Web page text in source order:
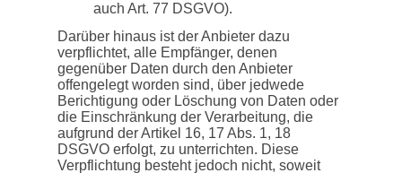
auch Art. 77 DSGVO).
Darüber hinaus ist der Anbieter dazu
verpflichtet, alle Empfänger, denen
gegenüber Daten durch den Anbieter
offengelegt worden sind, über jedwede
Berichtigung oder Löschung von Daten oder
die Einschränkung der Verarbeitung, die
aufgrund der Artikel 16, 17 Abs. 1, 18
DSGVO erfolgt, zu unterrichten. Diese
Verpflichtung besteht jedoch nicht, soweit